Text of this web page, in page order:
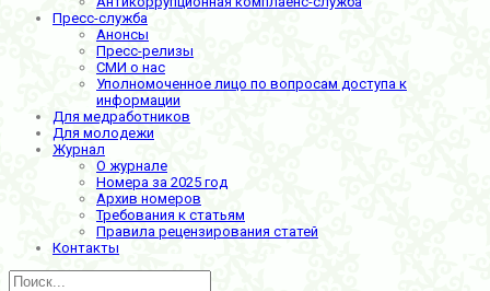
Пресс-служба
Анонсы
Пресс-релизы
СМИ о нас
Уполномоченное лицо по вопросам доступа к
информации
Для медработников
Для молодежи
Журнал
О журнале
Номера за 2025 год
Архив номеров
Требования к статьям
Правила рецензирования статей
Контакты